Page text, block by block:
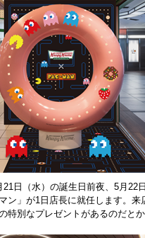
21日（水）の誕生日前夜、5月22
ン」 が1日店長に就任します。来
特別なプレゼントがあるのだと